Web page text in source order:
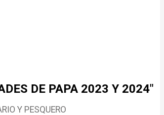
DE PAPA 2023 Y 2024"
Y PESQUERO